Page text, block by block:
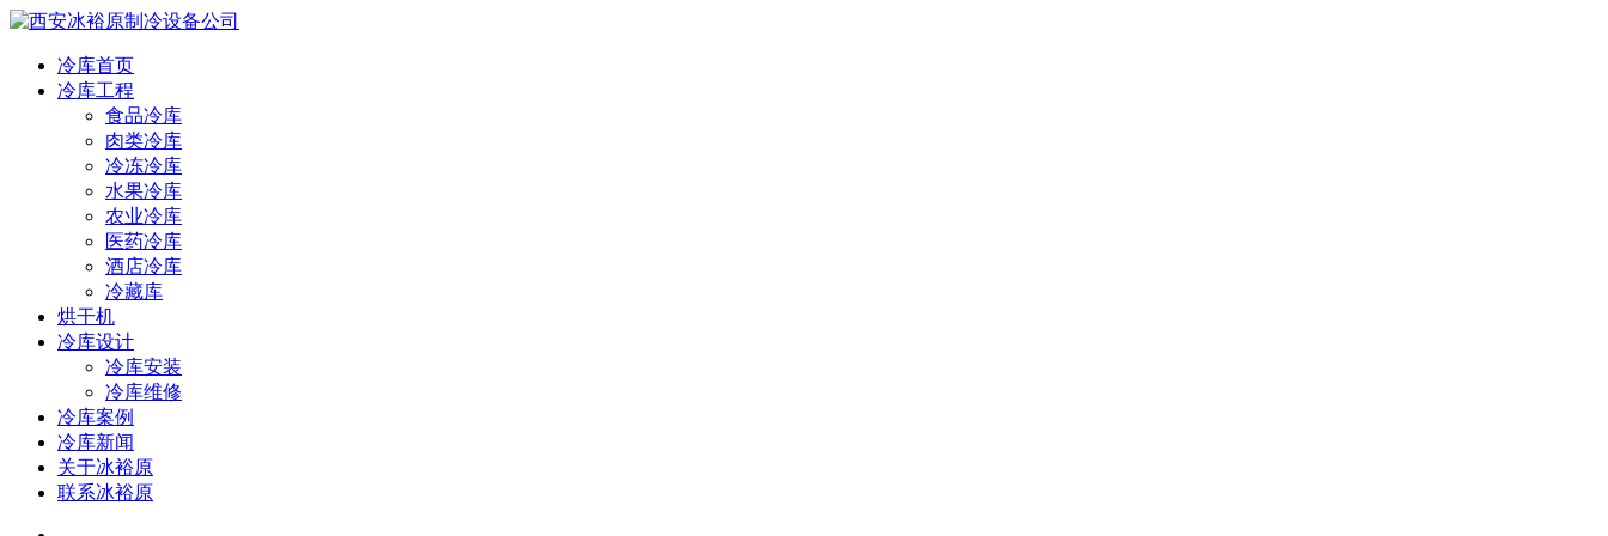
冷库首页
冷库工程
食品冷库
肉类冷库
冷冻冷库
水果冷库
农业冷库
医药冷库
酒店冷库
冷藏库
烘干机
冷库设计
冷库安装
冷库维修
冷库案例
冷库新闻
关于冰裕原
联系冰裕原